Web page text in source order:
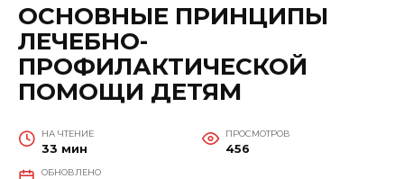
ОСНОВНЫЕ ПРИНЦИПЫ
ЛЕЧЕБНО-
ПРОФИЛАКТИЧЕСКОЙ
ПОМОЩИ ДЕТЯМ
НА ЧТЕНИЕ
33 мин
ПРОСМОТРОВ
456
ОБНОВЛЕНО